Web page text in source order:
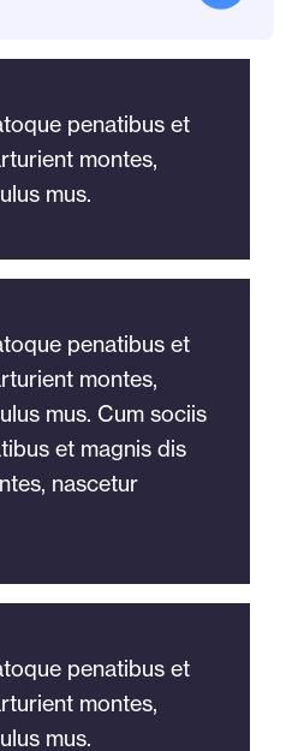
Nullam quis risus
lacinia quam venenatis
Vivamus sagittis lacus
rutrum faucibus
vel scelerisque nisl
semper.
consectetur purus sit
Nullam quis risus
ornare vel eu leo.
Vivamus sagittis lacus
Praesent commodo
vel scelerisque nisl
et. Vestibulum id ligula
semper.
penatibus et
montes,
mus.
penatibus et
montes,
mus. Cum sociis
et magnis dis
nascetur
penatibus et
montes,
mus.